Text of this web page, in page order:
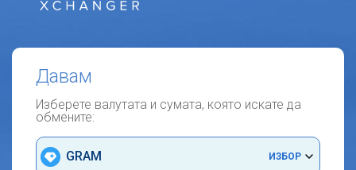
Давам
Изберете валутата и сумата, която искате да
обмените:
GRAM ИЗБОР